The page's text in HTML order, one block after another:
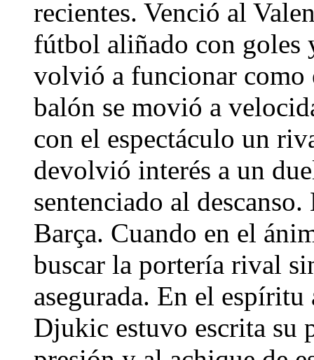
recientes. Venció al
fútbol aliñado con goles
volvió a funcionar como
balón se movió a
con el espectáculo un
devolvió interés a un
sentenciado al
Barça. Cuando en el
buscar la portería rival
asegurada. En el
Djukic estuvo escrita su